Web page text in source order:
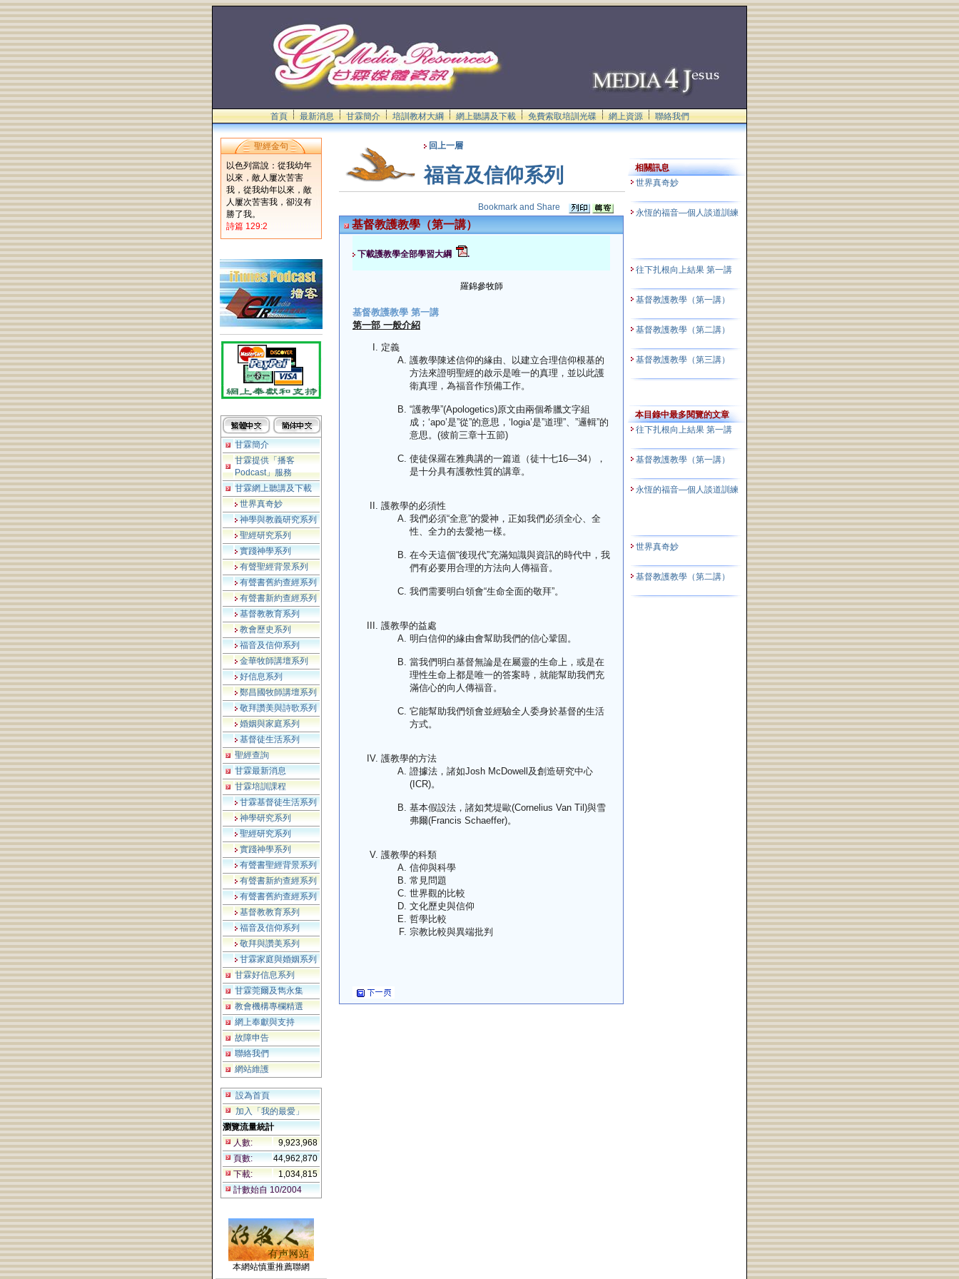
首頁 最新消息 甘霖簡介 培訓教材大綱 網上聽講及下載 免費索取培訓光碟 網上資源 聯絡我們
聖經金句
以色列當說：從我幼年
以來，敵人屢次苦害
我，從我幼年以來，敵
人屢次苦害我，卻沒有
勝了我。
詩篇 129:2
甘霖簡介
甘霖提供「播客
Podcast」服務
甘霖網上聽講及下載
世界真奇妙
神學與教義研究系列
聖經研究系列
實踐神學系列
有聲聖經背景系列
有聲書舊約查經系列
有聲書新約查經系列
基督教教育系列
教會歷史系列
福音及信仰系列
金華牧師講壇系列
好信息系列
鄭昌國牧師講壇系列
敬拜讚美與詩歌系列
婚姻與家庭系列
基督徒生活系列
聖經查詢
甘霖最新消息
甘霖培訓課程
甘霖基督徒生活系列
神學研究系列
聖經研究系列
實踐神學系列
有聲書聖經背景系列
有聲書新約查經系列
有聲書舊約查經系列
基督教教育系列
福音及信仰系列
敬拜與讚美系列
甘霖家庭與婚姻系列
甘霖好信息系列
甘霖莞爾及雋永集
教會機構專欄精選
網上奉獻與支持
故障申告
聯絡我們
網站維護
設為首頁
加入「我的最愛」
瀏覽流量統計
人數:
9,923,968
頁數:
44,962,870
下載:
1,034,815
計數始自 10/2004
本網站慎重推薦聯網
回上一層
福音及信仰系列
基督教護教學（第一講）
下載護教學全部學習大綱 .
羅錦參牧師
基督教護教學 第一講
第一部 一般介紹
定義
護教學陳述信仰的緣由、以建立合理信仰根基的
方法來證明聖經的啟示是唯一的真理，並以此護
衛真理，為福音作預備工作。
“護教學”(Apologetics)原文由兩個希臘文字組
成；‘apo’是”從”的意思，‘logia’是”道理”、”邏輯”的
意思。(彼前三章十五節)
使徒保羅在雅典講的一篇道（徒十七16—34），
是十分具有護教性質的講章。
護教學的必須性
我們必須“全意”的愛神，正如我們必須全心、全
性、全力的去愛祂一樣。
在今天這個“後現代”充滿知識與資訊的時代中，我
們有必要用合理的方法向人傳福音。
我們需要明白領會“生命全面的敬拜”。
護教學的益處
明白信仰的緣由會幫助我們的信心鞏固。
當我們明白基督無論是在屬靈的生命上，或是在
理性生命上都是唯一的答案時，就能幫助我們充
滿信心的向人傳福音。
它能幫助我們領會並經驗全人委身於基督的生活
方式。
護教學的方法
證據法，諸如Josh McDowell及創造研究中心
(ICR)。
基本假設法，諸如梵堤歐(Cornelius Van Til)與雪
弗爾(Francis Schaeffer)。
護教學的科類
信仰與科學
常見問題
世界觀的比較
文化歷史與信仰
哲學比較
宗教比較與異端批判
相關訊息
世界真奇妙
永恆的福音—個人談道訓練
往下扎根向上結果 第一講
基督教護教學（第一講）
基督教護教學（第二講）
基督教護教學（第三講）
本目錄中最多閱覽的文章
往下扎根向上結果 第一講
基督教護教學（第一講）
永恆的福音—個人談道訓練
世界真奇妙
基督教護教學（第二講）